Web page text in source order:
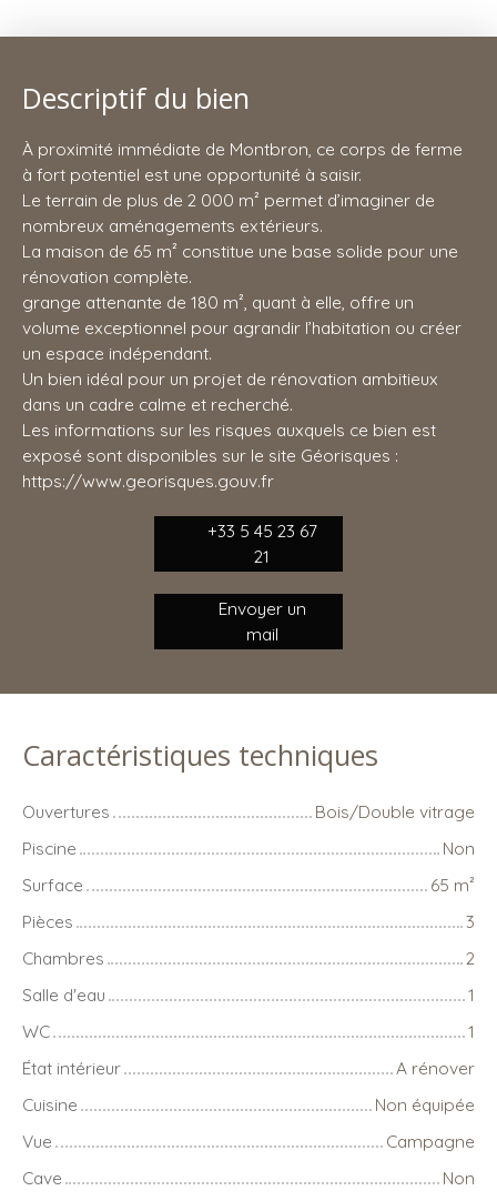
Descriptif du bien
À proximité immédiate de Montbron, ce corps de ferme
à fort potentiel est une opportunité à saisir.
Le terrain de plus de 2 000 m² permet d’imaginer de
nombreux aménagements extérieurs.
La maison de 65 m² constitue une base solide pour une
rénovation complète.
grange attenante de 180 m², quant à elle, offre un
volume exceptionnel pour agrandir l’habitation ou créer
un espace indépendant.
Un bien idéal pour un projet de rénovation ambitieux
dans un cadre calme et recherché.
Les informations sur les risques auxquels ce bien est
exposé sont disponibles sur le site Géorisques :
https://www.georisques.gouv.fr
+33 5 45 23 67
21
Envoyer un
mail
Caractéristiques techniques
Ouvertures
Bois/Double vitrage
Piscine
Non
Surface
65 m²
Pièces
3
Chambres
2
Salle d'eau
1
WC
1
État intérieur
A rénover
Cuisine
Non équipée
Vue
Campagne
Cave
Non